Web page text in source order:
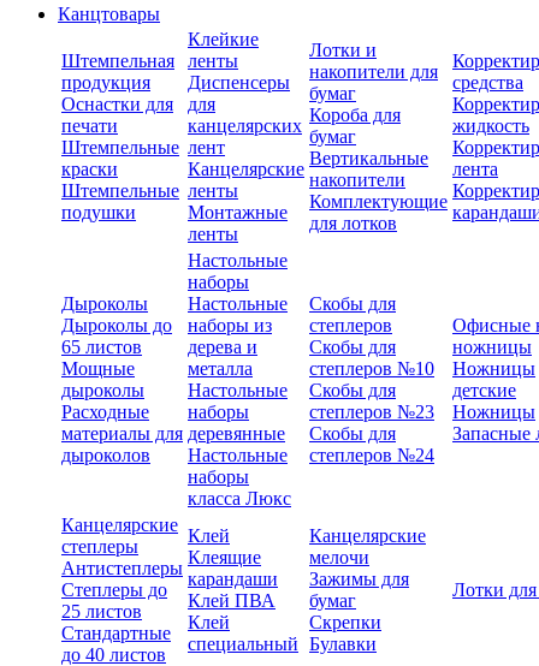
Канцтовары
Штемпельная
продукция
Оснастки для
печати
Штемпельные
краски
Штемпельные
подушки
Клейкие
ленты
Диспенсеры
для
канцелярских
лент
Канцелярские
ленты
Монтажные
ленты
Лотки и
накопители для
бумаг
Короба для
бумаг
Вертикальные
накопители
Комплектующие
для лотков
средства
жидкость
лента
Дыроколы
Дыроколы до
65 листов
Мощные
дыроколы
Расходные
материалы для
дыроколов
Настольные
наборы
Настольные
наборы из
дерева и
металла
Настольные
наборы
деревянные
Настольные
наборы
класса Люкс
Скобы для
степлеров
Скобы для
степлеров №10
Скобы для
степлеров №23
Скобы для
степлеров №24
Офисные
ножницы
Ножницы
детские
Ножницы
Запасные
Канцелярские
степлеры
Антистеплеры
Степлеры до
25 листов
Стандартные
до 40 листов
Клей
Клеящие
карандаши
Клей ПВА
Клей
специальный
Канцелярские
мелочи
Зажимы для
бумаг
Скрепки
Булавки
Лотки